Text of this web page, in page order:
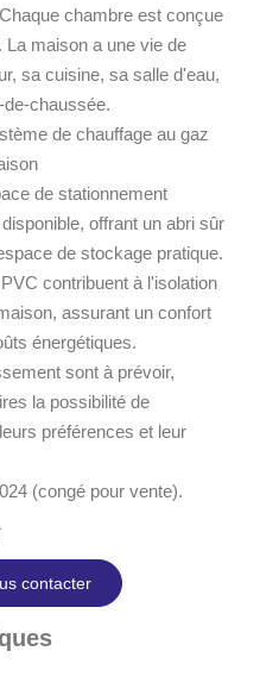
chambre est conçue
La maison a une vie de
sa cuisine, sa salle d'eau,
chaussée.
de chauffage au gaz
de stationnement
offrant un abri sûr
de stockage pratique.
contribuent à l'isolation
assurant un confort
énergétiques.
sont à prévoir,
la possibilité de
préférences et leur
(congé pour vente).
contacter